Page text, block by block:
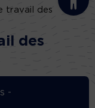
travail des
des
-